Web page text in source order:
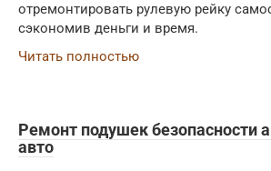
отремонтировать рулевую рейку
сэкономив деньги и время.
Читать полностью
Ремонт подушек безопасности
авто